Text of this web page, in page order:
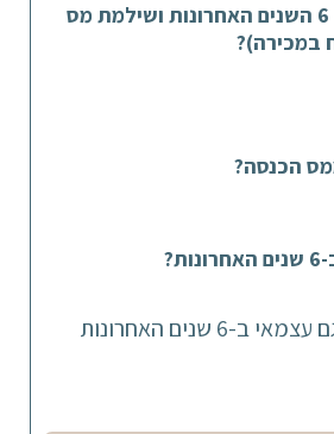
האם מכרת נכס ב- 6 השנים האחרונות ושילמת מס
במכירה)?
הכנסה?
6 שנים האחרונות